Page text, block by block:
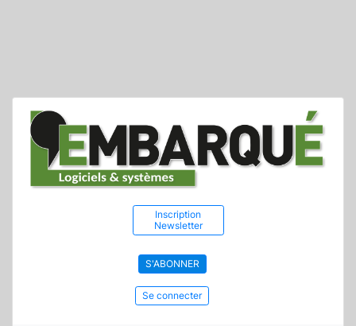
Inscription
Newsletter
S'ABONNER
Se connecter